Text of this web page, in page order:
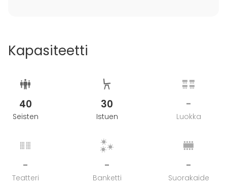
Kapasiteetti
40
Seisten
30
Istuen
-
Luokka
-
Teatteri
-
Banketti
-
Suorakaide